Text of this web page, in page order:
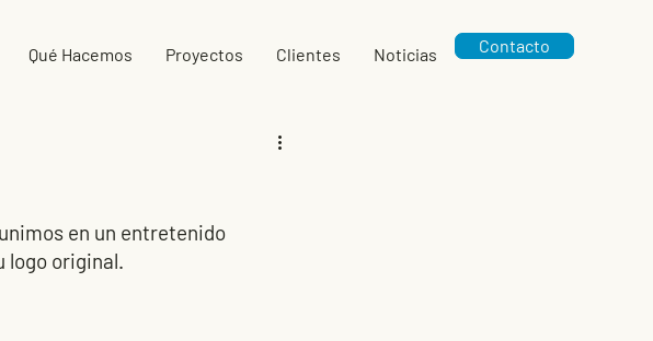
Qué Hacemos Proyectos Clientes Noticias Contacto
en un entretenido
logo original.